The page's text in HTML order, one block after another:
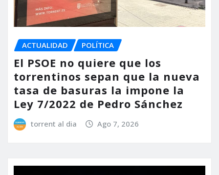
ACTUALIDAD POLÍTICA
El PSOE no quiere que los
torrentinos sepan que la nueva
tasa de basuras la impone la
Ley 7/2022 de Pedro Sánchez
torrent al dia Ago 7, 2026